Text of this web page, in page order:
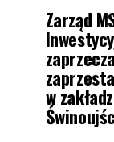
Zarząd
w